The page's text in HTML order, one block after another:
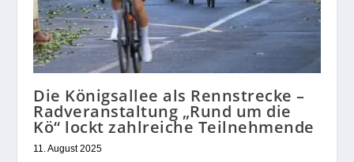
Die Königsallee als Rennstrecke –
Radveranstaltung „Rund um die
Kö“ lockt zahlreiche Teilnehmende
11. August 2025